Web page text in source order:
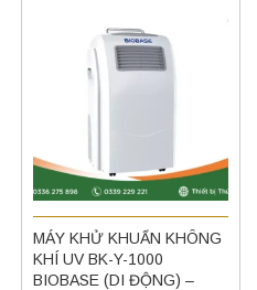
MÁY KHỬ KHUẨN KHÔNG
KHÍ UV BK-Y-1000
BIOBASE (DI ĐỘNG) –